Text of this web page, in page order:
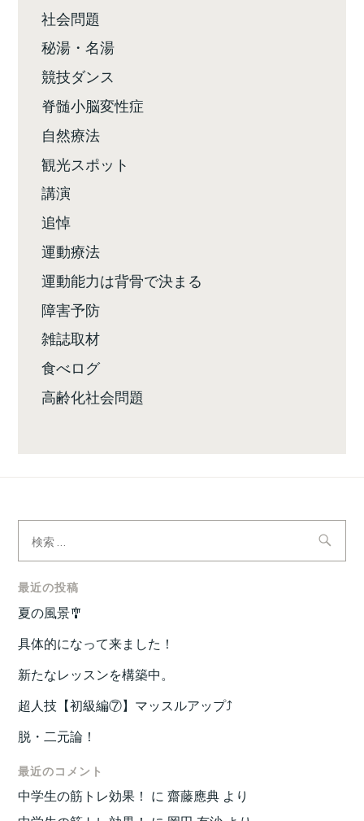
社会問題
秘湯・名湯
競技ダンス
脊髄小脳変性症
自然療法
観光スポット
講演
追悼
運動療法
運動能力は背骨で決まる
障害予防
雑誌取材
食べログ
高齢化社会問題
検
索:
最近の投稿
夏の風景🎐
具体的になって来ました！
新たなレッスンを構築中。
超人技【初級編⑦】マッスルアップ⤴️
脱・二元論！
最近のコメント
中学生の筋トレ効果！ に齋藤應典 より